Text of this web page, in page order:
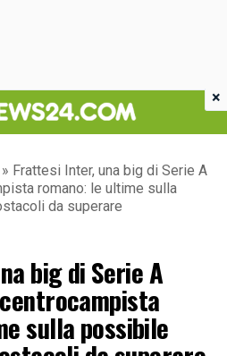
» Frattesi Inter, una big di Serie A
romano: le ultime sulla
da superare
big di Serie A
sulla possibile
×